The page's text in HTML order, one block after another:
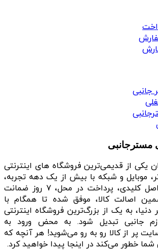
جانبی
مسترجانبی
یکی از قدیمی‌ترین فروشگاه های اینترنتی
موبایل و شبکه با بیش از یک دهه تجربه،
با پایبندی به سه اصل کلیدی، پرداخت در محل، ۷ روز ضمانت
اصالت کالا، موفق شده تا همگام با
به یک از بزرگ‌ترین فروشگاه اینترنتی
جانبی تبدیل شود. به محض ورود به
پر از کالا رو به رو می‌شوید! هر آنچه که
شما خطور می‌کند در اینجا پیدا خواهید کرد.